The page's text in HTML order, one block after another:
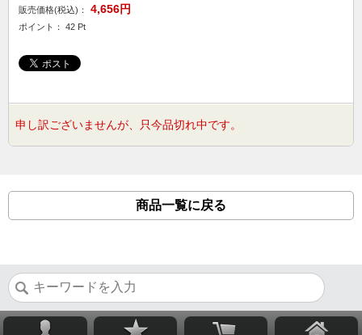
販売価格(税込)：
4,656円
ポイント： 42 Pt
申し訳ございませんが、只今品切れ中です。
商品一覧に戻る